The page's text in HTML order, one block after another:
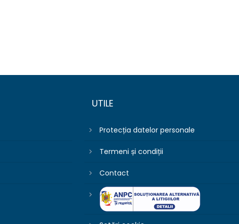
UTILE
Protecția datelor personale
Termeni și condiții
Contact